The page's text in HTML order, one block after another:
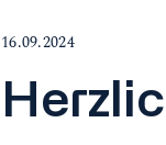
16.09.2024